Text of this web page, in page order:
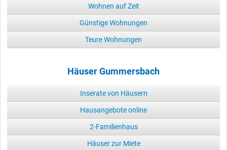
Wohnen auf Zeit
Günstige Wohnungen
Teure Wohnungen
Häuser Gummersbach
Inserate von Häusern
Hausangebote online
2-Familienhaus
Häuser zur Miete